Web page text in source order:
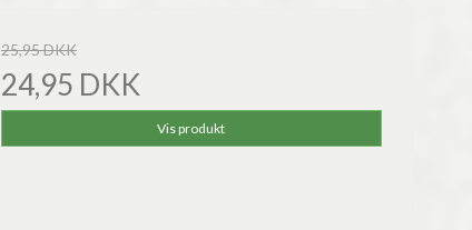
25,95 DKK
24,95 DKK
Vis produkt